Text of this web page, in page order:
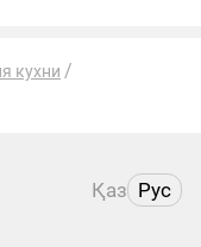
кухни
Қаз Рус